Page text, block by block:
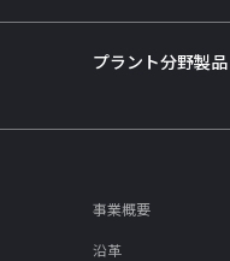
プラント分野製品
事業概要
沿革